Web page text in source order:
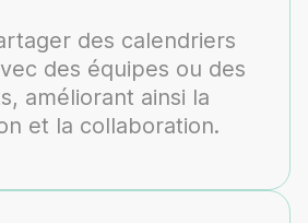
des calendriers
des équipes ou des
améliorant ainsi la
et la collaboration.